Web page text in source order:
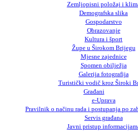
Zemljopisni položaj i
Demografska slika
Gospodarstvo
Obrazovanje
Kultura i šport
Župe u Širokom Brijegu
Mjesne zajednice
Spomen obilježja
Galerija fotografija
Turistički vodič kroz Široki
Građani
e-Uprava
Pravilnik o načinu rada i postupanja po
Servis građana
Javni pristup